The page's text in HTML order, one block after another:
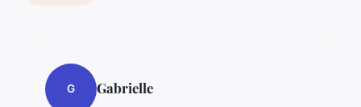
G Gabrielle